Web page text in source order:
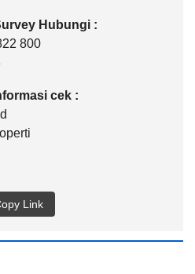
Hubungi :
800
cek :
Link